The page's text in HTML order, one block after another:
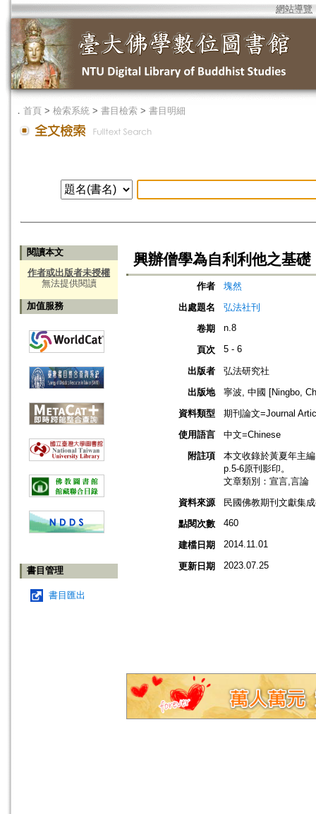
網站導覽
． 首頁 > 檢索系統 > 書目檢索 > 書目明細
閱讀本文
作者或出版者未授權
無法提供閱讀
加值服務
書目管理
書目匯出
興辦僧學為自利利他之基礎
作者
塊然
出處題名
弘法社刊
卷期
n.8
頁次 5 - 6
出版者
弘法研究社
出版地
寧波, 中國 [Ningbo,
資料類型
期刊論文=Journal
使用語言
中文=Chinese
附註項
本文收錄於黃夏年主
p.5-6原刊影印。
文章類別：宣言,言論
資料來源
民國佛教期刊文獻集
點閱次數
460
建檔日期 2014.11.01
更新日期 2023.07.25